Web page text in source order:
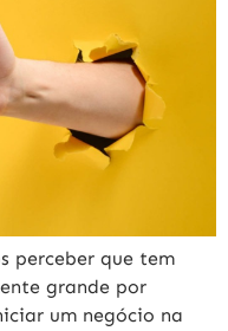
perceber que tem
grande por
um negócio na